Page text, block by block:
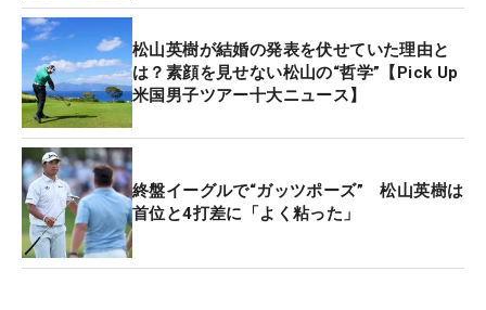
松山英樹が結婚の発表を伏せていた理由と
は？素顔を見せない松山の“哲学”【Pick Up
米国男子ツアー十大ニュース】
終盤イーグルで“ガッツポーズ” 松山英樹は
首位と4打差に「よく粘った」